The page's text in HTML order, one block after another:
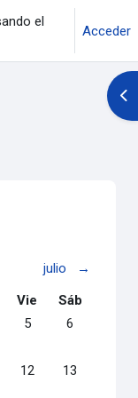
el
Acceder
julio
→
Viernes
Vie Sábado
Sáb
junio 3 junio
jueves, 4 junio
Sin eventos, viernes,
5 Sin eventos,
6
junio 10 junio
jueves, 11 junio
Sin eventos, viernes,
12 Sin eventos,
13